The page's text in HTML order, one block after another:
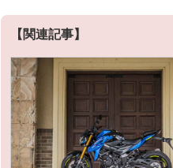
【関連記事】